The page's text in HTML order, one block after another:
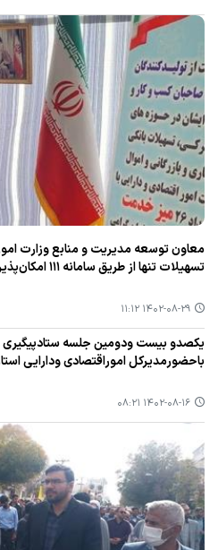
معاون توسعه مدیریت و منابع وزارت
تسهیلات تنها از طریق سامانه ۱۱۱ امكان‌پذیر است
۱۴۰۲-۰۸-۲۹ ۱۱:۱۲
یكصدو بیست ودومین جلسه ستادپیگیری
باحضورمدیركل اموراقتصادی ودارایی
۱۴۰۲-۰۸-۱۶ ۰۸:۲۱